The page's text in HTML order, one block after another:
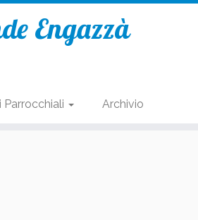
Engazzà
Parrocchiali Archivio